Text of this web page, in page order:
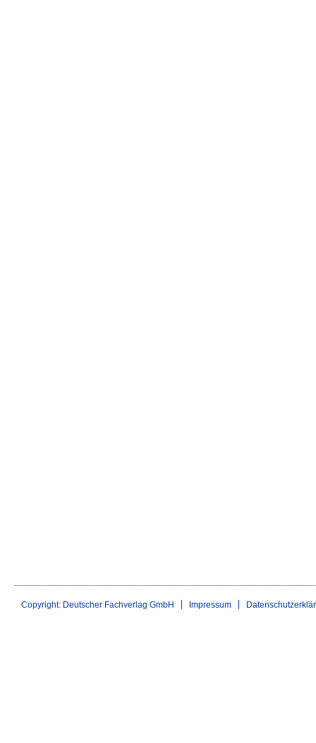
Copyright: Deutscher Fachverlag GmbH Impressum